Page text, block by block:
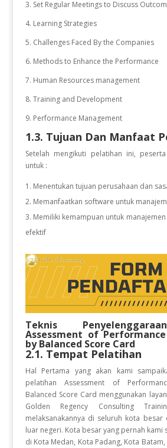
3. Set Regular Meetings to Discuss
4. Learning Strategies
5. Challenges Faced By the Companies
6. Methods to Enhance the Performance
7. Human Resources management
8. Training and Development
9. Performance Management
1.3. Tujuan Dan Manfaat
Setelah mengikuti pelatihan ini,
untuk :
Menentukan tujuan perusahaan dan
Memanfaatkan software untuk
Memiliki kemampuan untuk
efektif
Teknis
Assessment of
by Balanced Score Card
2.1. Tempat Pelatihan
Hal Pertama yang akan kami
pelatihan Assessment of
Balanced Score Card menggunakan
Golden Regency Consulting
melaksanakannya di seluruh kota besar
luar negeri. Kota besar yang pernah kami
di Kota Medan, Kota Padang, Kota